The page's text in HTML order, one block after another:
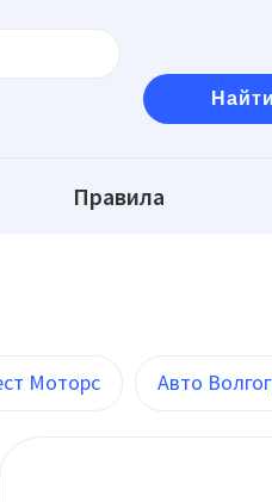
Правила
Моторс Авто